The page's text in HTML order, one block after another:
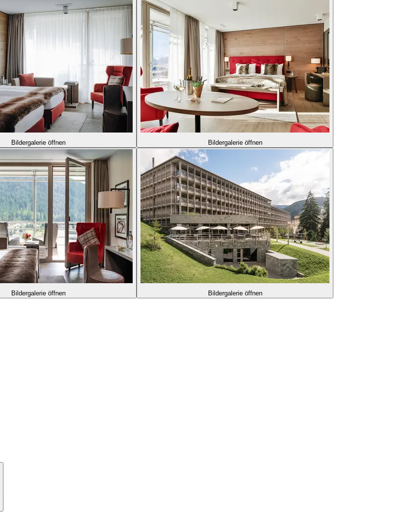
Bildergalerie öffnen Bildergalerie öffnen
Bildergalerie öffnen
Bildergalerie öffnen